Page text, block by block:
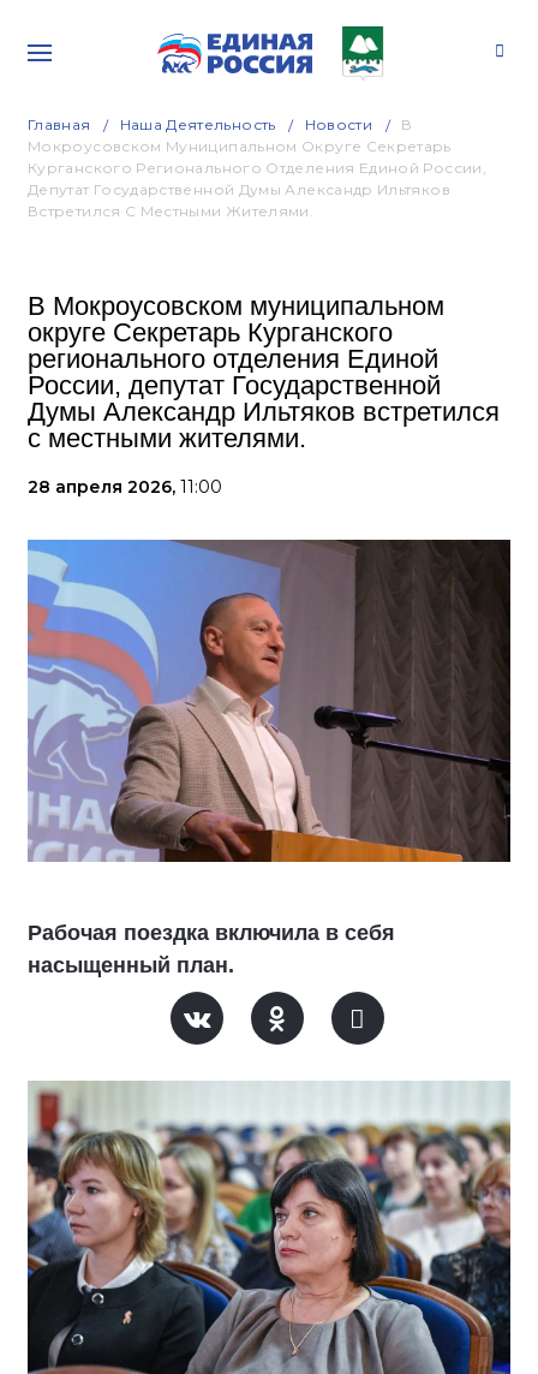
Главная Наша Деятельность Новости
В
Мокроусовском Муниципальном Округе Секретарь
Курганского Регионального Отделения Единой России,
Депутат Государственной Думы Александр Ильтяков
Встретился С Местными Жителями.
В Мокроусовском муниципальном
округе Секретарь Курганского
регионального отделения Единой
России, депутат Государственной
Думы Александр Ильтяков встретился
с местными жителями.
28 апреля 2026, 11:00
Рабочая поездка включила в себя
насыщенный план.